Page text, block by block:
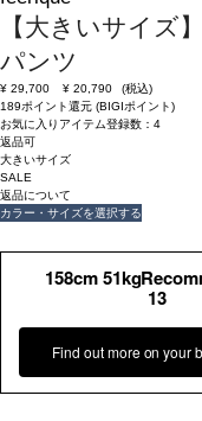
【大きいサイズ
パンツ
¥ 29,700 ¥ 20,790
(税込)
189ポイント還元 (BIGIポイント)
お気に入りアイテム登録数： 4
返品可
大きいサイズ
SALE
返品について
カラー・サイズを選択する
158cm
13
Find out more on your